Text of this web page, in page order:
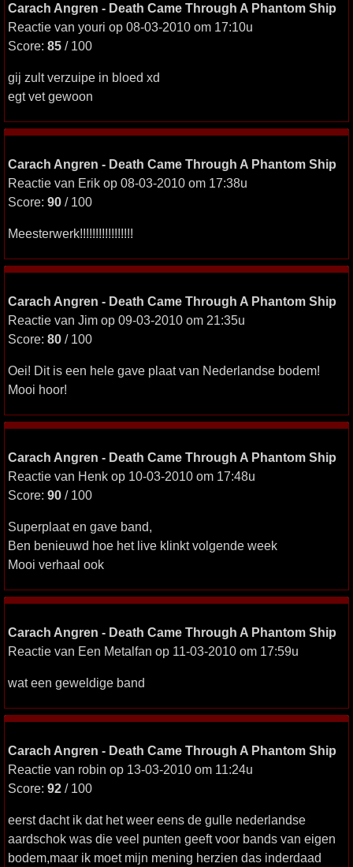
Carach Angren - Death Came Through A Phantom Ship
Reactie van youri op 08-03-2010 om 17:10u
Score: 85 / 100
gij zult verzuipe in bloed xd
egt vet gewoon
Carach Angren - Death Came Through A Phantom Ship
Reactie van Erik op 08-03-2010 om 17:38u
Score: 90 / 100
Meesterwerk!!!!!!!!!!!!!!!!!
Carach Angren - Death Came Through A Phantom Ship
Reactie van Jim op 09-03-2010 om 21:35u
Score: 80 / 100
Oei! Dit is een hele gave plaat van Nederlandse bodem!
Mooi hoor!
Carach Angren - Death Came Through A Phantom Ship
Reactie van Henk op 10-03-2010 om 17:48u
Score: 90 / 100
Superplaat en gave band,
Ben benieuwd hoe het live klinkt volgende week
Mooi verhaal ook
Carach Angren - Death Came Through A Phantom Ship
Reactie van Een Metalfan op 11-03-2010 om 17:59u
wat een geweldige band
Carach Angren - Death Came Through A Phantom Ship
Reactie van robin op 13-03-2010 om 11:24u
Score: 92 / 100
eerst dacht ik dat het weer eens de gulle nederlandse
aardschok was die veel punten geeft voor bands van eigen
bodem,maar ik moet mijn mening herzien das inderdaad